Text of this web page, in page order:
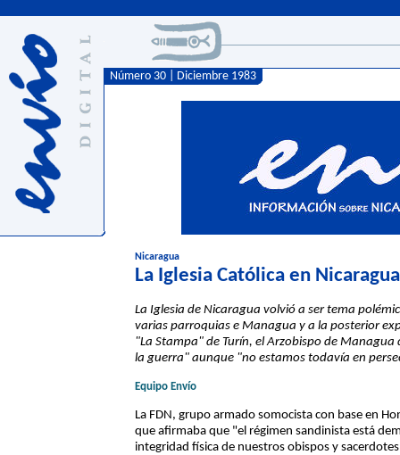
Número 30 | Diciembre 1983
Nicaragua
La Iglesia Católica en
La Iglesia de Nicaragua volvió a ser tema
varias parroquias e Managua y a la posterior
"La Stampa" de Turín, el Arzobispo de
la guerra" aunque "no estamos todavía en
Equipo Envío
La FDN, grupo armado somocista con base en
que afirmaba que "el régimen sandinista está
integridad física de nuestros obispos y